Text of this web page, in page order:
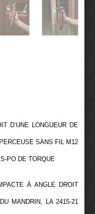
D’UNE LONGUEUR DE
SANS FIL M12
PO DE TORQUE
À ANGLE DROIT
MANDRIN, LA 2415-21